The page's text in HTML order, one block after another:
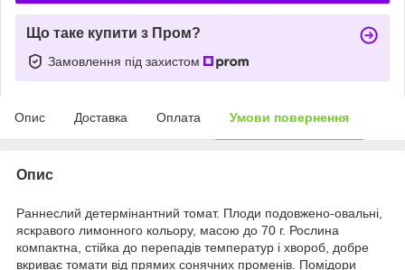
Що таке купити з Пром?
Замовлення під захистом
Опис Доставка Оплата Умови повернення
Опис
Раннеслий детермінантний томат. Плоди подовжено-овальні,
яскравого лимонного кольору, масою до 70 г. Рослина
компактна, стійка до перепадів температур і хвороб, добре
вкриває томати від прямих сонячних променів. Помідори